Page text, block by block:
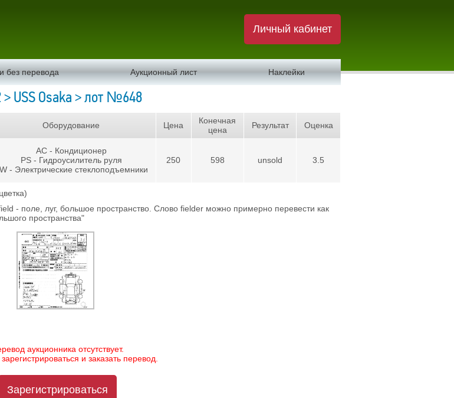
Личный кабинет
без перевода Аукционный лист Наклейки
USS Osaka > лот №648
Оборудование
AC - Кондиционер
PS - Гидроусилитель руля
- Электрические стеклоподъемники
Цена
250
Конечная
цена
598
Результат
unsold
Оценка
3.5
- поле, луг, большое пространство. Слово fielder можно примерно перевести как
пространства"
аукционника отсутствует.
и заказать перевод.
Зарегистрироваться